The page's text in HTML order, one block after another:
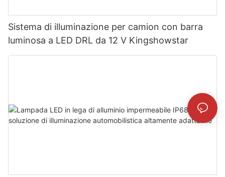
Sistema di illuminazione per camion con barra
luminosa a LED DRL da 12 V Kingshowstar